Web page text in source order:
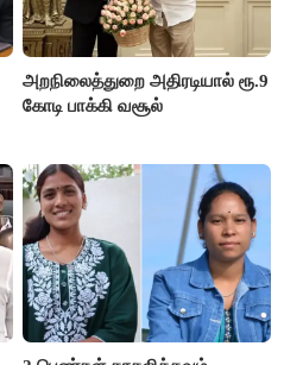
அறநிலைத்துறை அதிரடியால் ரூ.9
கோடி பாக்கி வசூல்